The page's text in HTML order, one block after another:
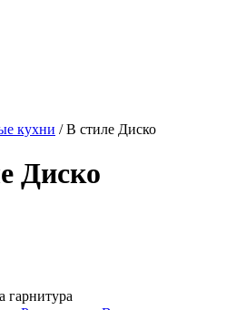
кухни / В стиле Диско
Диско
гарнитура